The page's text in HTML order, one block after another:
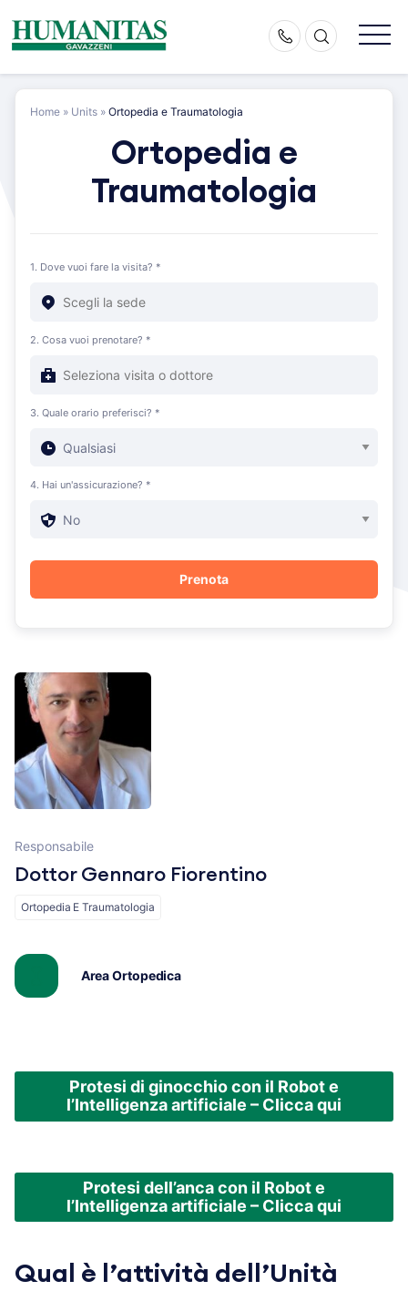
content
Home » Units » Ortopedia e Traumatologia
Ortopedia e
Traumatologia
1. Dove vuoi fare la visita? *
2. Cosa vuoi prenotare? *
3. Quale orario preferisci? *
4. Hai un'assicurazione? *
Protesi di ginocchio con il Robot e
l’Intelligenza artificiale – Clicca qui
Protesi dell’anca con il Robot e
l’Intelligenza artificiale – Clicca qui
Qual è l’attività dell’Unità
Responsabile
Dottor Gennaro Fiorentino
Ortopedia E Traumatologia
Area Ortopedica